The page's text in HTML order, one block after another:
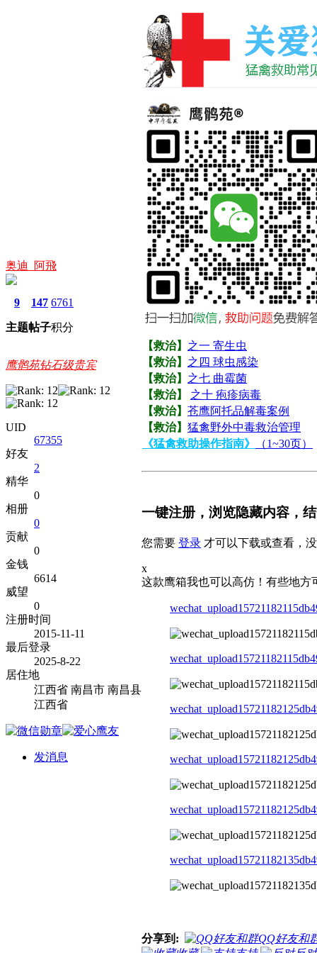
奥迪_阿飛
9
主题
147
帖子
6761
积分
鹰鹘苑钻石级贵宾
UID
67355
好友
2
精华
0
相册
0
贡献
0
金钱
6614
威望
0
注册时间
2015-11-11
最后登录
2025-8-22
居住地
江西省 南昌市 南昌县
江西省
发消息
【救治】 之一 寄生虫
【救治】 之四 球虫感染
【救治】 之七 曲霉菌
【救治】 之十 疱疹病毒
【救治】 苍鹰阿托品解毒案例
【救治】 猛禽野外中毒救治管理
《猛禽救助操作指南》
（1~30页）
一键注册，浏览隐藏内容，
您需要 登录 才可以下载或查看，
x
这款鹰箱我也可以高仿！有些地方
分享到:
QQ好友和